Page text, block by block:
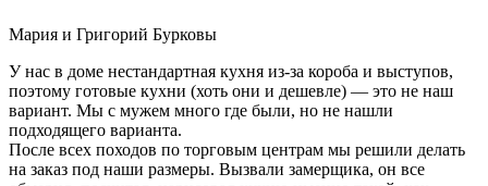
Мария и Григорий Бурковы
У нас в доме нестандартная кухня из-за короба и выступов,
поэтому готовые кухни (хоть они и дешевле) — это не наш
вариант. Мы с мужем много где были, но не нашли
подходящего варианта.
После всех походов по торговым центрам мы решили делать
на заказ под наши размеры. Вызвали замерщика, он все